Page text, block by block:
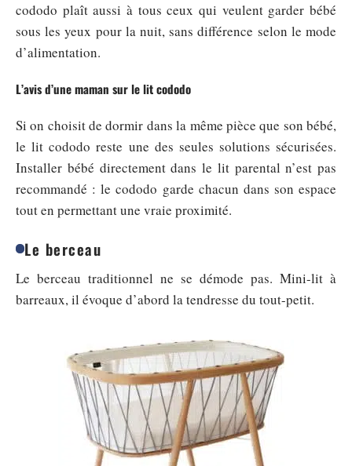
cododo plaît aussi à tous ceux qui veulent garder bébé
sous les yeux pour la nuit, sans différence selon le mode
d’alimentation.
L’avis d’une maman sur le lit cododo
Si on choisit de dormir dans la même pièce que son bébé,
le lit cododo reste une des seules solutions sécurisées.
Installer bébé directement dans le lit parental n’est pas
recommandé : le cododo garde chacun dans son espace
tout en permettant une vraie proximité.
Le berceau
Le berceau traditionnel ne se démode pas. Mini-lit à
barreaux, il évoque d’abord la tendresse du tout-petit.